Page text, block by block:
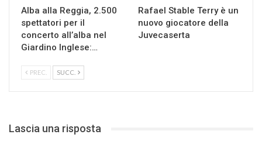
Alba alla Reggia, 2.500
spettatori per il
concerto all’alba nel
Giardino Inglese:…
Rafael Stable Terry è un
nuovo giocatore della
Juvecaserta
PREC. SUCC.
Lascia una risposta